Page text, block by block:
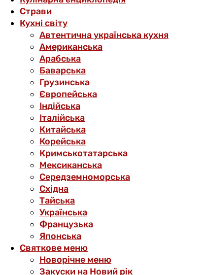
Страви
Кухні світу
Автентична українська кухня
Американська
Арабська
Баварська
Грузинська
Європейська
Індійська
Італійська
Китайська
Корейська
Кримськотатарська
Мексиканська
Середземноморська
Східна
Тайська
Українська
Французька
Японська
Святкове меню
Новорічне меню
Закуски на Новий рік